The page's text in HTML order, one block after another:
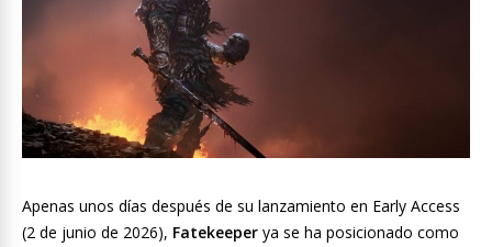
Apenas unos días después de su lanzamiento en Early Access
(2 de junio de 2026), Fatekeeper ya se ha posicionado como